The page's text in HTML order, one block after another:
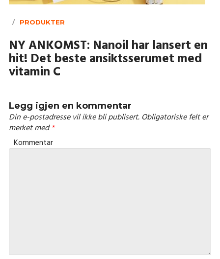
PRODUKTER
NY ANKOMST: Nanoil har lansert en
hit! Det beste ansiktsserumet med
vitamin C
Legg igjen en kommentar
Din e-postadresse vil ikke bli publisert.Obligatoriske felt er
merket med*
Kommentar